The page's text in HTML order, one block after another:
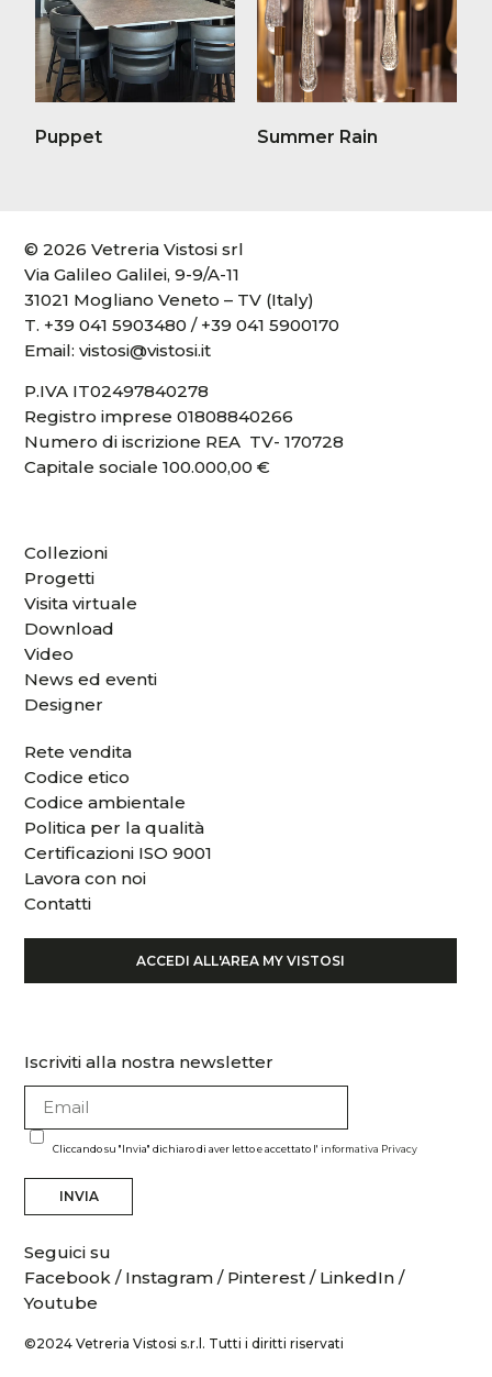
Puppet Summer Rain
© 2026 Vetreria Vistosi srl
Via Galileo Galilei, 9-9/A-11
31021 Mogliano Veneto – TV (Italy)
T. +39 041 5903480 / +39 041 5900170
Email:vistosi@vistosi.it
P.IVA IT02497840278
Registro imprese 01808840266
Numero di iscrizione REA TV- 170728
Capitale sociale 100.000,00 €
Collezioni
Progetti
Visita virtuale
Download
Video
News ed eventi
Designer
Rete vendita
Codice etico
Codice ambientale
Politica per la qualità
Certificazioni ISO 9001
Lavora con noi
Contatti
ACCEDI ALL'AREA MY VISTOSI
Iscriviti alla nostra newsletter
Cliccando su "Invia" dichiaro di aver letto e accettato l'informativa Privacy
INVIA
©2024 Vetreria Vistosi s.r.l. Tutti i diritti riservati
Seguici su
Facebook/ Instagram / Pinterest / LinkedIn /
Youtube